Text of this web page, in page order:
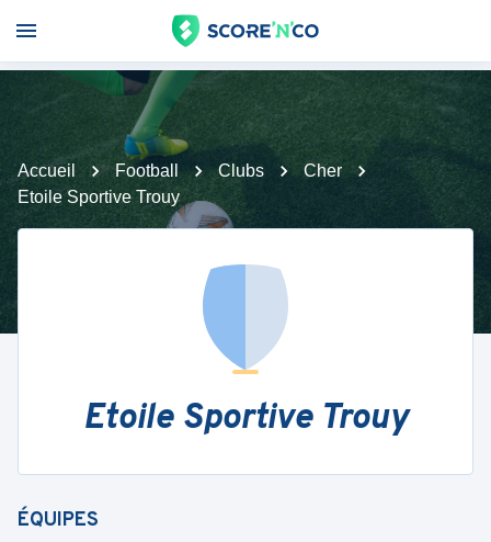
Accueil Football Clubs
Cher
Etoile Sportive Trouy
Etoile Sportive Trouy
ÉQUIPES